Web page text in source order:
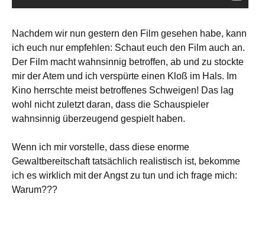
Nachdem wir nun gestern den Film gesehen habe, kann
ich euch nur empfehlen: Schaut euch den Film auch an.
Der Film macht wahnsinnig betroffen, ab und zu stockte
mir der Atem und ich verspürte einen Kloß im Hals. Im
Kino herrschte meist betroffenes Schweigen! Das lag
wohl nicht zuletzt daran, dass die Schauspieler
wahnsinnig überzeugend gespielt haben.
Wenn ich mir vorstelle, dass diese enorme
Gewaltbereitschaft tatsächlich realistisch ist, bekomme
ich es wirklich mit der Angst zu tun und ich frage mich:
Warum???